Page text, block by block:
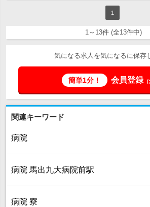
1
1～13件 (全13件中)
気になる求人を気になるに保存
簡単1分！ 会員登録（
関連キーワード
病院
病院 馬出九大病院前駅
病院 寮